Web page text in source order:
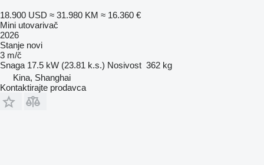
18.900 USD ≈ 31.980 KM ≈ 16.360 €
Mini utovarivač
2026
Stanje novi
3 m/č
Snaga 17.5 kW (23.81 k.s.) Nosivost 362 kg
Kina, Shanghai
Kontaktirajte prodavca